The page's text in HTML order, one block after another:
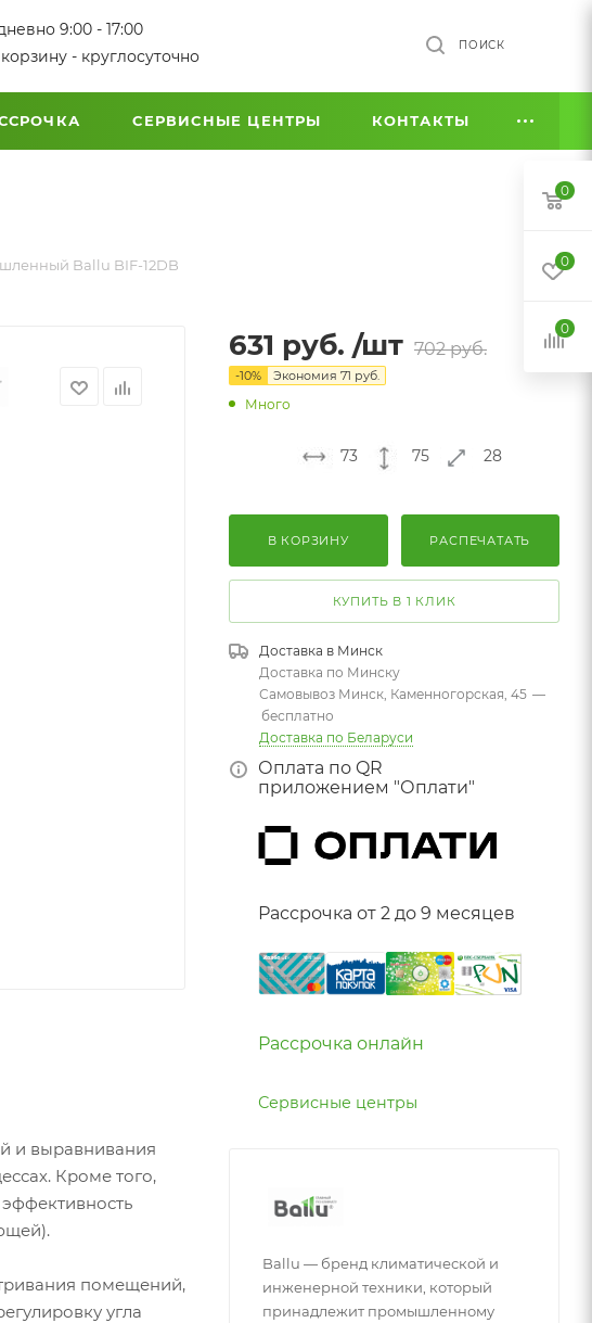
9:00 - 17:00
- круглосуточно
ПОИСК
СЕРВИСНЫЕ ЦЕНТРЫ КОНТАКТЫ
Ballu BIF-12DB
и выравнивания
Кроме того,
помещений,
угла
631 руб. /шт 702руб.
-10% Экономия 71 руб.
Много
73 75 28
В КОРЗИНУ РАСПЕЧАТАТЬ
КУПИТЬ В 1 КЛИК
Доставка в Минск
Доставка по Минску
Самовывоз Минск, Каменногорская, 45 —
бесплатно
Доставка по Беларуси
Оплата по QR
приложением "Оплати"
Рассрочка от 2 до 9 месяцев
Рассрочка онлайн
Сервисные центры
Ballu — бренд климатической и
инженерной техники, который
принадлежит промышленному
0
0
0